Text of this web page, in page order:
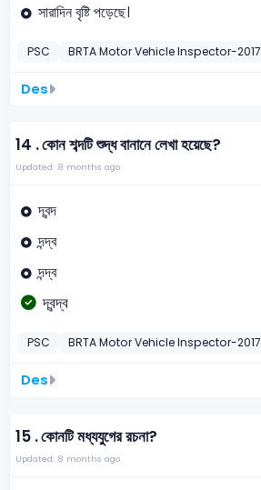
সারাদিন বৃষ্টি পড়েছে।
PSC BRTA Motor Vehicle Inspector-2017
Des
14 .কোন শব্দটি শুদ্ধ বানানে লেখা হয়েছে?
Updated: 8 months ago
দ্বন্দ
দন্দ্ব
দন্দ্ব
দ্বন্দ্ব
PSC BRTA Motor Vehicle Inspector-2017
Des
15 .কোনটি মধ্যযুগের রচনা?
Updated: 8 months ago